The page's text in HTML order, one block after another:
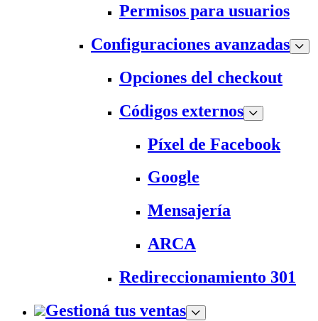
Permisos para usuarios
Configuraciones avanzadas
Opciones del checkout
Códigos externos
Píxel de Facebook
Google
Mensajería
ARCA
Redireccionamiento 301
Gestioná tus ventas